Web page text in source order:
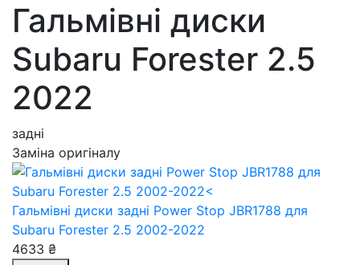
Гальмівні диски
Subaru Forester 2.5
2022
задні
Заміна оригіналу
Гальмівні диски задні Power Stop JBR1788 для
Subaru Forester 2.5 2002-2022
4633 ₴